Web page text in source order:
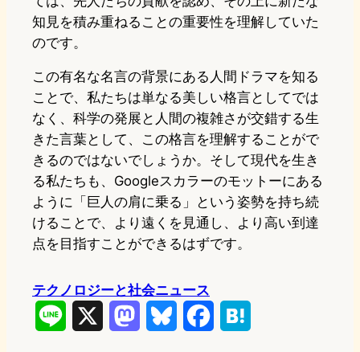
知見を積み重ねることの重要性を理解していた
のです。
この有名な名言の背景にある人間ドラマを知る
ことで、私たちは単なる美しい格言としてでは
なく、科学の発展と人間の複雑さが交錯する生
きた言葉として、この格言を理解することがで
きるのではないでしょうか。そして現代を生き
る私たちも、Googleスカラーのモットーにある
ように「巨人の肩に乗る」という姿勢を持ち続
けることで、より遠くを見通し、より高い到達
点を目指すことができるはずです。
テクノロジーと社会ニュース